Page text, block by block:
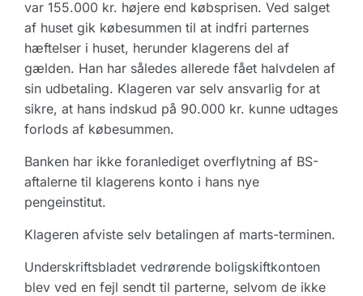
var 155.000 kr. højere end købsprisen. Ved salget
af huset gik købesummen til at indfri parternes
hæftelser i huset, herunder klagerens del af
gælden. Han har således allerede fået halvdelen af
sin udbetaling. Klageren var selv ansvarlig for at
sikre, at hans indskud på 90.000 kr. kunne udtages
forlods af købesummen.
Banken har ikke foranlediget overflytning af BS-
aftalerne til klagerens konto i hans nye
pengeinstitut.
Klageren afviste selv betalingen af marts-terminen.
Underskriftsbladet vedrørende boligskiftkontoen
blev ved en fejl sendt til parterne, selvom de ikke